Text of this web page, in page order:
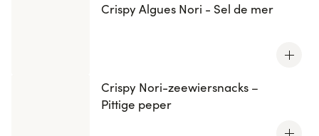
Crispy Algues Nori - Sel de mer
Crispy Nori-zeewiersnacks –
Pittige peper